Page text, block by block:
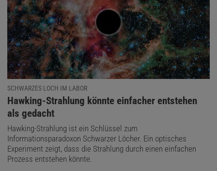
SCHWARZES LOCH IM LABOR
:
Hawking-Strahlung könnte einfacher entstehen
als gedacht
Hawking-Strahlung ist ein Schlüssel zum
Informationsparadoxon Schwarzer Löcher. Ein optisches
Experiment zeigt, dass die Strahlung durch einen einfachen
Prozess entstehen könnte.